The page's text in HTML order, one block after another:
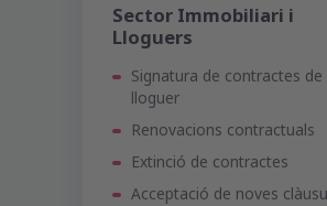
Sector Immobiliari i
Lloguers
Signatura de contractes de
lloguer
Renovacions contractuals
Extinció de contractes
Acceptació de noves